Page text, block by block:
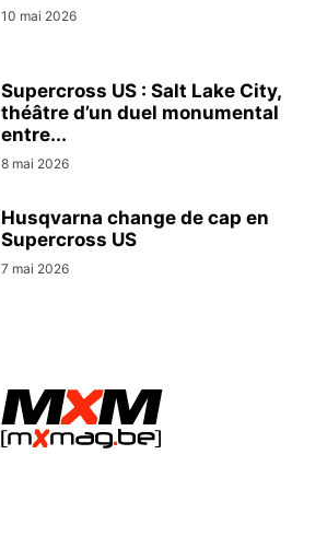
10 mai 2026
Supercross US : Salt Lake City,
théâtre d’un duel monumental
entre...
8 mai 2026
Husqvarna change de cap en
Supercross US
7 mai 2026